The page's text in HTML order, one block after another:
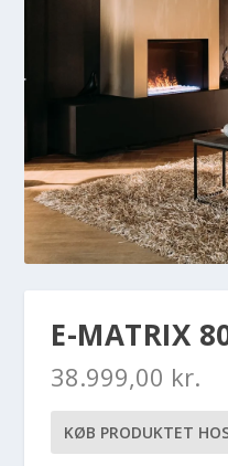
E-MATRIX
38.999,00 kr.
KØB PRODUKTET